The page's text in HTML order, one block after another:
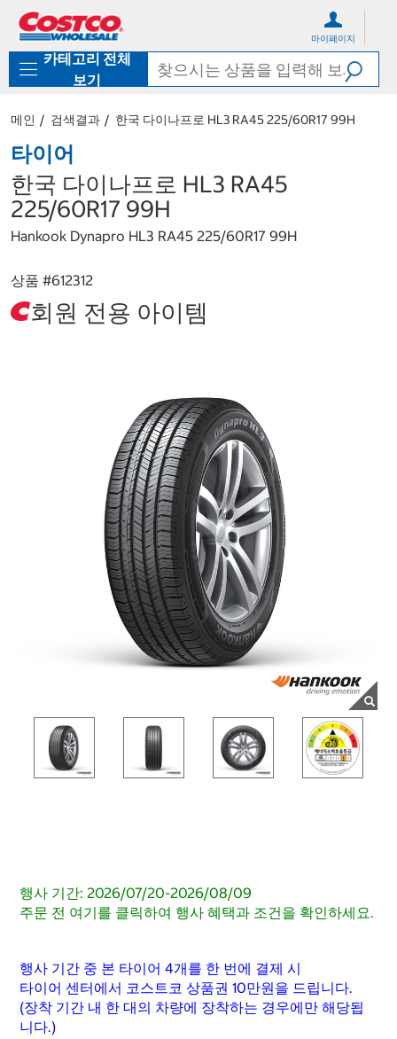
로
기
가
마이페이지
카테고리 전체
보기
메인 검색결과 한국 다이나프로 HL3 RA45 225/60R17 99H
타이어
한국 다이나프로 HL3 RA45
225/60R17 99H
Hankook Dynapro HL3 RA45 225/60R17 99H
상품 #612312
회원 전용 아이템
행사 기간: 2026/07/20-2026/08/09
주문 전 여기를 클릭하여 행사 혜택과 조건을 확인하세요.
행사 기간 중 본 타이어 4개를 한 번에 결제 시
타이어 센터에서 코스트코 상품권 10만원을 드립니다.
(장착 기간 내 한 대의 차량에 장착하는 경우에만 해당됩
니다.)